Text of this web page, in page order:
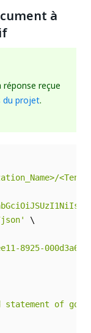
à
reçue
du projet.
\
8925-
statement of